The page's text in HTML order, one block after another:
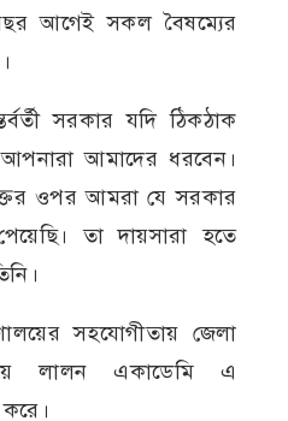
আগেই সকল বৈষম্যের
সরকার যদি ঠিকঠাক
আমাদের ধরবেন।
ওপর আমরা যে সরকার
তা দায়সারা হতে
সহযোগীতায় জেলা
লালন একাডেমি এ